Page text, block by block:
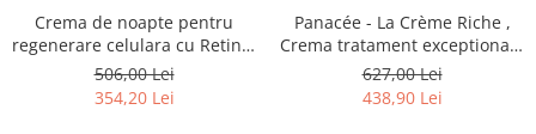
Crema de noapte pentru
regenerare celulara cu Retinol
si Acid Hyaluronic Vegetal
Phyt's 50ml
506,00 Lei
354,20 Lei
Panacée - La Crème Riche ,
Crema tratament exceptionala
de ingrijire pentru pielea
matura cu tendinta uscata
627,00 Lei
438,90 Lei